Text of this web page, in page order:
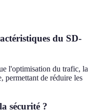
du SD-
l'optimisation du trafic, la
permettant de réduire les
sécurité ?